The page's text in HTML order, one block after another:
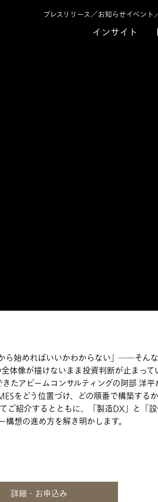
インサイト
プレスリリース／お知らせイベント
ら始めればいいかわからない」──そん
体像が描けないまま投資判断が止まっ
たアビームコンサルティングの阿部 洋
をどう位置づけ、どの順番で構築する
ご紹介するとともに、「製造DX」と「
想の進め方を解き明かします。
詳細・お申込み